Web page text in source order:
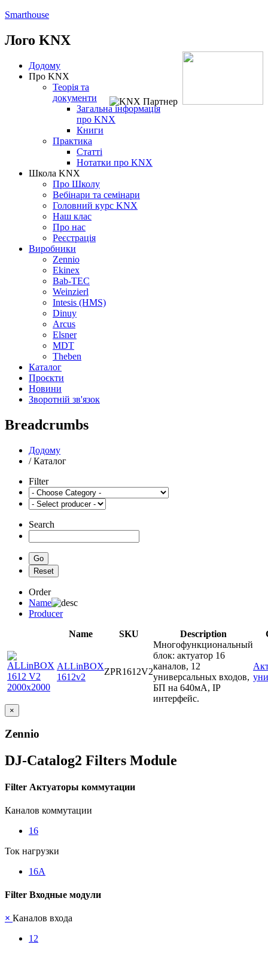
Smarthouse
Лого KNX
Додому
Про KNX
Теорія та
документи
Загальна інформація
про KNX
Книги
Практика
Статті
Нотатки про KNХ
Школа KNX
Про Школу
Вебінари та семінари
Головний курс KNX
Наш клас
Про нас
Реєстрація
Виробники
Zennio
Ekinex
Bab-TEC
Weinzierl
Intesis (HMS)
Dinuy
Arcus
Elsner
MDT
Theben
Каталог
Проєкти
Новини
Зворотній зв'язок
Breadcrumbs
Додому
/ Каталог
Filter
Search
Order
Name
Producer
Name
SKU Description
ALLinBOX
1612v2
ZPR1612V2
Многофункциональный
блок: актуатор 16
каналов, 12
универсальных входов,
БП на 640мА, IP
интерфейс.
×
Zennio
DJ-Catalog2 Filters Module
Filter Актуаторы коммутации
Каналов коммутации
16
Ток нагрузки
16А
Filter Входные модули
× Каналов входа
12